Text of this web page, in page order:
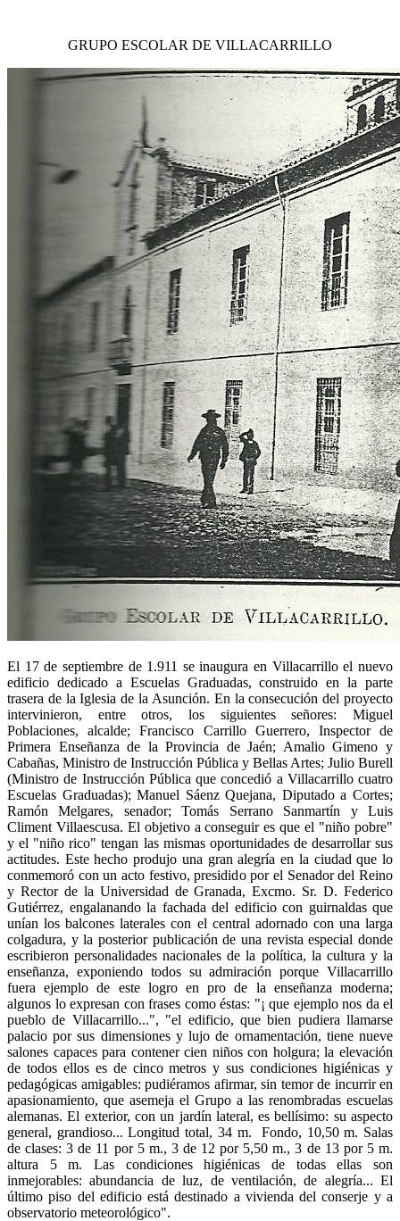
GRUPO ESCOLAR DE VILLACARRILLO
El 17 de septiembre de 1.911 se inaugura en Villacarrillo el nuevo
edificio dedicado a Escuelas Graduadas, construido en la parte
trasera de la Iglesia de la Asunción. En la consecución del proyecto
intervinieron, entre otros, los siguientes señores: Miguel
Poblaciones, alcalde; Francisco Carrillo Guerrero, Inspector de
Primera Enseñanza de la Provincia de Jaén; Amalio Gimeno y
Cabañas, Ministro de Instrucción Pública y Bellas Artes; Julio Burell
(Ministro de Instrucción Pública que concedió a Villacarrillo cuatro
Escuelas Graduadas); Manuel Sáenz Quejana, Diputado a Cortes;
Ramón Melgares, senador; Tomás Serrano Sanmartín y Luis
Climent Villaescusa. El objetivo a conseguir es que el "niño pobre"
y el "niño rico" tengan las mismas oportunidades de desarrollar sus
actitudes. Este hecho produjo una gran alegría en la ciudad que lo
conmemoró con un acto festivo, presidido por el Senador del Reino
y Rector de la Universidad de Granada, Excmo. Sr. D. Federico
Gutiérrez, engalanando la fachada del edificio con guirnaldas que
unían los balcones laterales con el central adornado con una larga
colgadura, y la posterior publicación de una revista especial donde
escribieron personalidades nacionales de la política, la cultura y la
enseñanza, exponiendo todos su admiración porque Villacarrillo
fuera ejemplo de este logro en pro de la enseñanza moderna;
algunos lo expresan con frases como éstas: "¡ que ejemplo nos da el
pueblo de Villacarrillo...", "el edificio, que bien pudiera llamarse
palacio por sus dimensiones y lujo de ornamentación, tiene nueve
salones capaces para contener cien niños con holgura; la elevación
de todos ellos es de cinco metros y sus condiciones higiénicas y
pedagógicas amigables: pudiéramos afirmar, sin temor de incurrir en
apasionamiento, que asemeja el Grupo a las renombradas escuelas
alemanas. El exterior, con un jardín lateral, es bellísimo: su aspecto
general, grandioso... Longitud total, 34 m. Fondo, 10,50 m. Salas
de clases: 3 de 11 por 5 m., 3 de 12 por 5,50 m., 3 de 13 por 5 m.
altura 5 m. Las condiciones higiénicas de todas ellas son
inmejorables: abundancia de luz, de ventilación, de alegría... El
último piso del edificio está destinado a vivienda del conserje y a
observatorio meteorológico".